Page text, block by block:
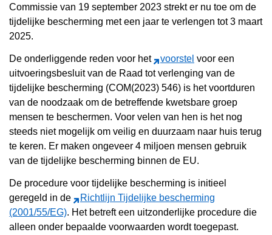
Commissie van 19 september 2023 strekt er nu toe om de
tijdelijke bescherming met een jaar te verlengen tot 3 maart
2025.
De onderliggende reden voor het voorstel voor een
uitvoeringsbesluit van de Raad tot verlenging van de
tijdelijke bescherming (COM(2023) 546) is het voortduren
van de noodzaak om de betreffende kwetsbare groep
mensen te beschermen. Voor velen van hen is het nog
steeds niet mogelijk om veilig en duurzaam naar huis terug
te keren. Er maken ongeveer 4 miljoen mensen gebruik
van de tijdelijke bescherming binnen de EU.
De procedure voor tijdelijke bescherming is initieel
geregeld in de
Richtlijn Tijdelijke bescherming
(2001/55/EG). Het betreft een uitzonderlijke procedure die
alleen onder bepaalde voorwaarden wordt toegepast.